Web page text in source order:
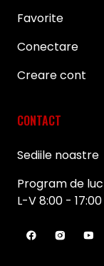
Favorite
Conectare
Creare cont
CONTACT
Sediile noastre
Program de
L-V 8:00 - 17:00